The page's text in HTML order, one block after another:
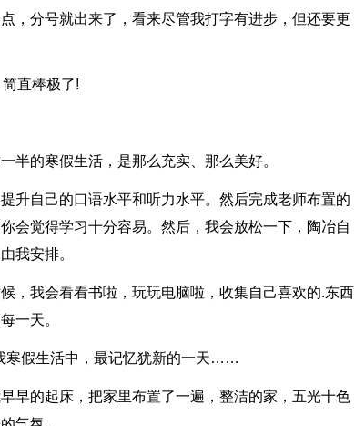
，分号就出来了，看来尽管我打字有进步，但还要更
直棒极了!
半的寒假生活，是那么充实、那么美好。
升自己的口语水平和听力水平。然后完成老师布置的
会觉得学习十分容易。然后，我会放松一下，陶冶自
我安排。
，我会看看书啦，玩玩电脑啦，收集自己喜欢的.东西
一天。
寒假生活中，最记忆犹新的一天……
早的起床，把家里布置了一遍，整洁的家，五光十色